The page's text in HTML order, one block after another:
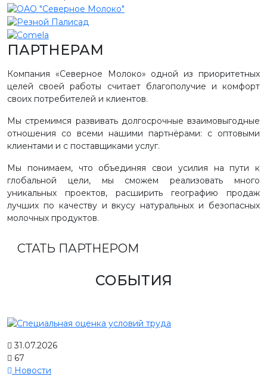
ПАРТНЕРАМ
Компания «Северное Молоко» одной из приоритетных
целей своей работы считает благополучие и комфорт
своих потребителей и клиентов.
Мы стремимся развивать долгосрочные взаимовыгодные
отношения со всеми нашими партнёрами: с оптовыми
клиентами и с поставщиками услуг.
Мы понимаем, что объединяя свои усилия на пути к
глобальной цели, мы сможем реализовать много
уникальных проектов, расширить географию продаж
лучших по качеству и вкусу натуральных и безопасных
молочных продуктов.
СТАТЬ ПАРТНЕРОМ
СОБЫТИЯ
31.07.2026
67
Новости